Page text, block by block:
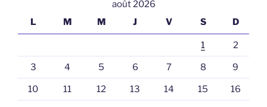
août 2026
L
M M J V S D
1 2
3 4 5 6 7 8 9
10 11 12 13 14 15 16